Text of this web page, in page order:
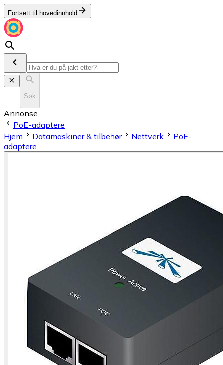
Fortsett til hovedinnhold
Søk
Annonse
PoE-adaptere
Hjem
Datamaskiner & tilbehør Nettverk
PoE-
adaptere